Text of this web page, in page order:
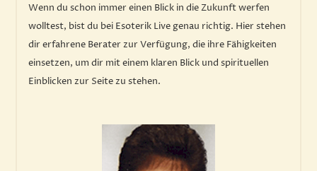
Wenn du schon immer einen Blick in die Zukunft werfen
wolltest, bist du bei Esoterik Live genau richtig. Hier stehen
dir erfahrene Berater zur Verfügung, die ihre Fähigkeiten
einsetzen, um dir mit einem klaren Blick und spirituellen
Einblicken zur Seite zu stehen.